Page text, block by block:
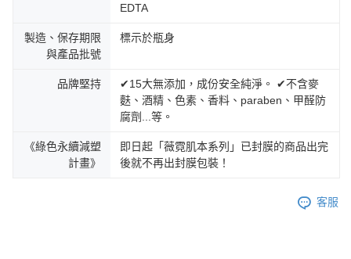
EDTA
製造、保存期限
與產品批號
標示於瓶身
品牌堅持
✔15大無添加，成份安全純淨。 ✔不含麥
麩、酒精、色素、香料、paraben、甲醛防
腐劑...等。
《綠色永續減塑
計畫》
即日起「薇霓肌本系列」已封膜的商品出完
後就不再出封膜包裝！
客服